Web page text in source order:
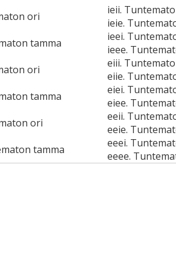
ori
ieii.
ieie.
tamma
ieei.
ieee.
ori
eiii.
eiie.
tamma
eiei.
eiee.
ori
eeii.
eeie.
tamma
eeei.
eeee.